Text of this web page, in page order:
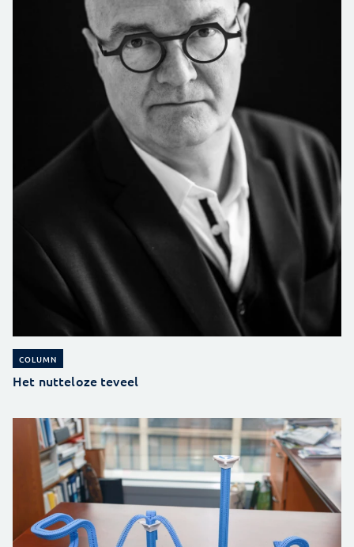
COLUMN
Het nutteloze teveel